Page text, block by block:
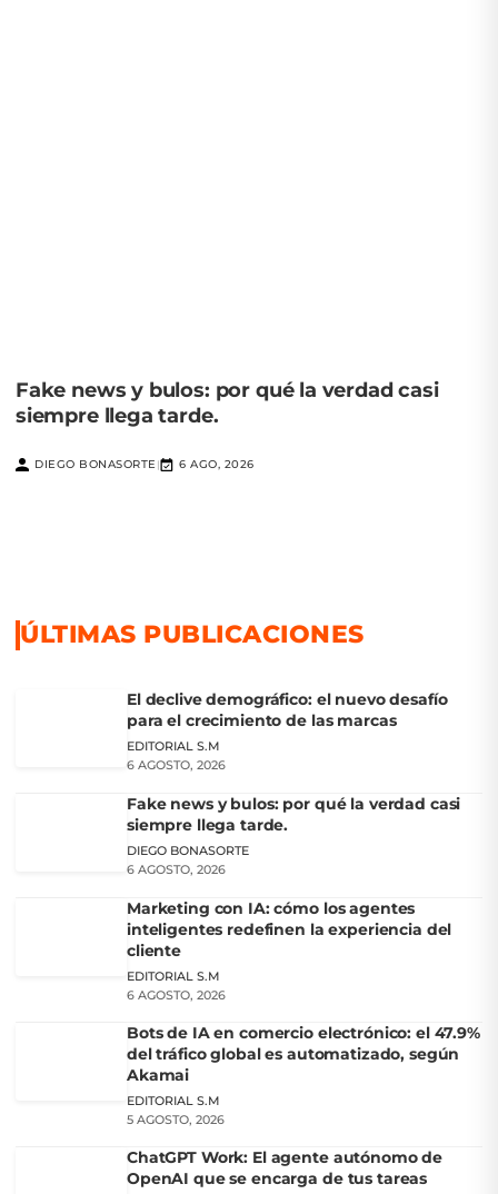
Fake news y bulos: por qué la verdad casi
siempre llega tarde.
DIEGO BONASORTE | 6 AGO, 2026
ÚLTIMAS PUBLICACIONES
El declive demográfico: el nuevo desafío
para el crecimiento de las marcas
EDITORIAL S.M
6 AGOSTO, 2026
Fake news y bulos: por qué la verdad casi
siempre llega tarde.
DIEGO BONASORTE
6 AGOSTO, 2026
Marketing con IA: cómo los agentes
inteligentes redefinen la experiencia del
cliente
EDITORIAL S.M
6 AGOSTO, 2026
Bots de IA en comercio electrónico: el 47.9%
del tráfico global es automatizado, según
Akamai
EDITORIAL S.M
5 AGOSTO, 2026
ChatGPT Work: El agente autónomo de
OpenAI que se encarga de tus tareas